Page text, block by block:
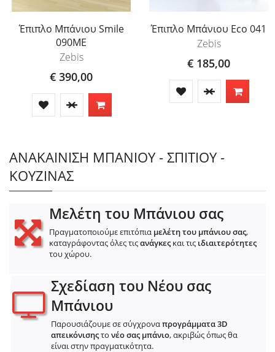
Έπιπλο Μπάνιου Smile
090ME
Zebis
€ 390,00
Έπιπλο Μπάνιου Eco 041
Zebis
€ 185,00
ΑΝΑΚΑΙΝΙΣΗ ΜΠΑΝΙΟΥ - ΣΠΙΤΙΟΥ -
ΚΟΥΖΙΝΑΣ
Μελέτη του Μπάνιου σας
Πραγματοποιούμε επιτόπια μελέτη του μπάνιου σας,
καταγράφοντας όλες τιςανάγκες και τις ιδιαιτερότητες
του χώρου.
Σχεδίαση του Νέου σας
Μπάνιου
Παρουσιάζουμε σε σύγχροναπρογράμματα 3D
απεικόνισηςτο νέο σας μπάνιο, ακριβώς όπως θα
είναι στην πραγματικότητα.